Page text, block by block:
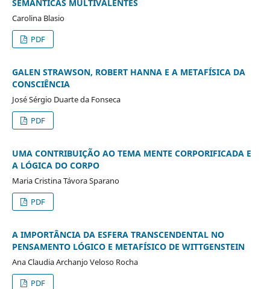
SEMÂNTICAS MULTIVALENTES
Carolina Blasio
PDF
GALEN STRAWSON, ROBERT HANNA E A METAFÍSICA DA
CONSCIÊNCIA
José Sérgio Duarte da Fonseca
PDF
UMA CONTRIBUIÇÃO AO TEMA MENTE CORPORIFICADA E
A LÓGICA DO CORPO
Maria Cristina Távora Sparano
PDF
A IMPORTÂNCIA DA ESFERA TRANSCENDENTAL NO
PENSAMENTO LÓGICO E METAFÍSICO DE WITTGENSTEIN
Ana Claudia Archanjo Veloso Rocha
PDF